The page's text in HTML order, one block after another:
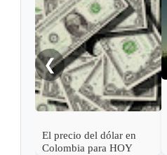
❮
El precio del dólar en
Colombia para HOY